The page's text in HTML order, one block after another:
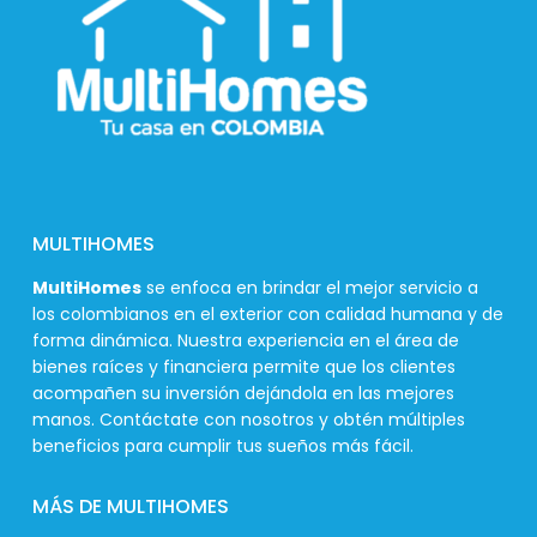
MULTIHOMES
MultiHomes se enfoca en brindar el mejor servicio a
los colombianos en el exterior con calidad humana y de
forma dinámica. Nuestra experiencia en el área de
bienes raíces y financiera permite que los clientes
acompañen su inversión dejándola en las mejores
manos. Contáctate con nosotros y obtén múltiples
beneficios para cumplir tus sueños más fácil.
MÁS DE MULTIHOMES